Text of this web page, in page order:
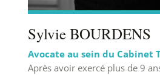
Sylvie BOURDENS
Avocate au sein du Cabinet
Après avoir exercé plus de 9